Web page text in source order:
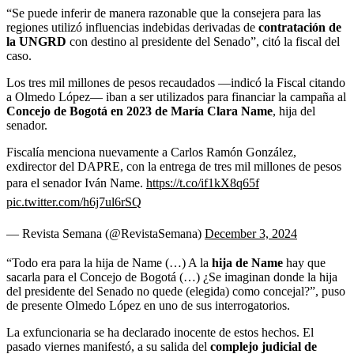
“Se puede inferir de manera razonable que la consejera para las
regiones utilizó influencias indebidas derivadas de contratación de
la UNGRD con destino al presidente del Senado”, citó la fiscal del
caso.
Los tres mil millones de pesos recaudados —indicó la Fiscal citando
a Olmedo López— iban a ser utilizados para financiar la campaña al
Concejo de Bogotá en 2023 de María Clara Name, hija del
senador.
Fiscalía menciona nuevamente a Carlos Ramón González,
exdirector del DAPRE, con la entrega de tres mil millones de pesos
para el senador Iván Name. https://t.co/if1kX8q65f
pic.twitter.com/h6j7ul6rSQ
— Revista Semana (@RevistaSemana) December 3, 2024
“Todo era para la hija de Name (…) A la hija de Name hay que
sacarla para el Concejo de Bogotá (…) ¿Se imaginan donde la hija
del presidente del Senado no quede (elegida) como concejal?”, puso
de presente Olmedo López en uno de sus interrogatorios.
La exfuncionaria se ha declarado inocente de estos hechos. El
pasado viernes manifestó, a su salida del complejo judicial de